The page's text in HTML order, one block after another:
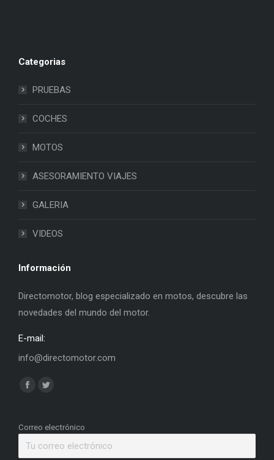
Categorias
PRUEBAS
COCHES
MOTOS
ASESORAMIENTO VIAJES
GALERIA
VIDEOS
Información
Directomotor, blog especializado en motos, descubre las
novedades del mundo del motor.
E-mail:
info@directomotor.com
Find us on:
Facebook
opens
Twitter
opens
Correo electrónico